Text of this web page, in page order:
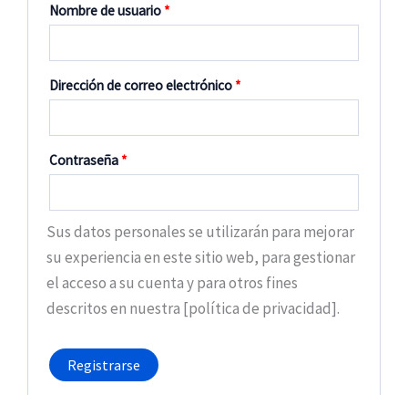
Nombre de usuario *
Dirección de correo electrónico *
Contraseña *
Sus datos personales se utilizarán para mejorar
su experiencia en este sitio web, para gestionar
el acceso a su cuenta y para otros fines
descritos en nuestra [política de privacidad].
Registrarse